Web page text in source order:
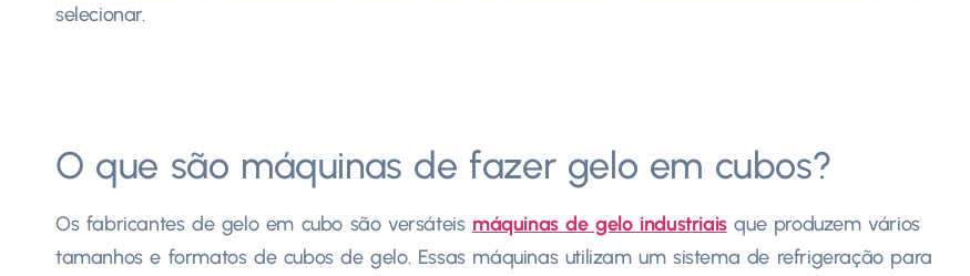
selecionar.
O que são máquinas de fazer gelo em cubos?
Os fabricantes de gelo em cubo são versáteis máquinas de gelo industriaisque produzem vários
tamanhos e formatos de cubos de gelo. Essas máquinas utilizam um sistema de refrigeração para